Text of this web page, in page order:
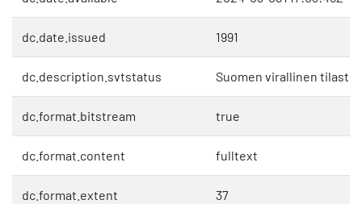
dc.date.issued 1991
dc.description.svtstatus Suomen virallinen tilasto
dc.format.bitstream true
dc.format.content fulltext
dc.format.extent 37